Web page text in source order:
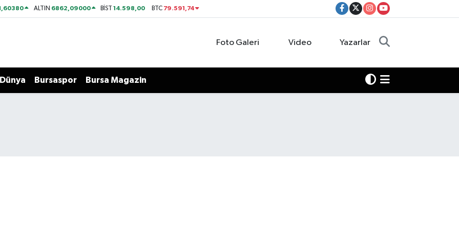
ALTIN 6862,09000 BİST14.598,00 BTC 79.591,74
Foto Galeri Video Yazarlar
Dünya Bursaspor Bursa Magazin